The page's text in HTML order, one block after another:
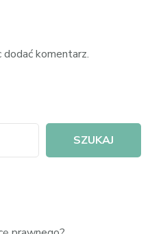
dodać komentarz.
SZUKAJ